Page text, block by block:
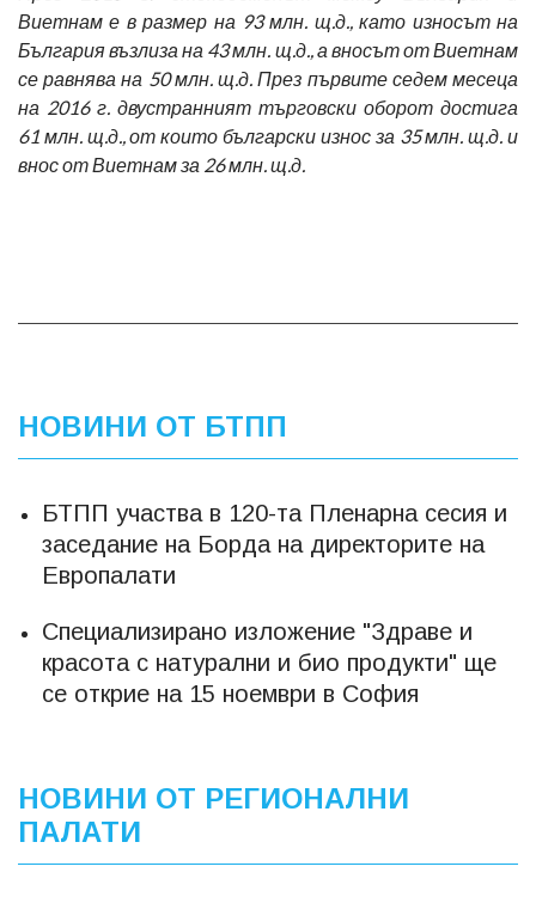
Виетнам е в размер на 93 млн. щ.д., като износът на
България възлиза на 43 млн. щ.д., а вносът от Виетнам
се равнява на 50 млн. щ.д. През първите седем месеца
на 2016 г. двустранният търговски оборот достига
61 млн. щ.д., от които български износ за 35 млн. щ.д. и
внос от Виетнам за 26 млн. щ.д.
НОВИНИ ОТ БТПП
БТПП участва в 120-та Пленарна сесия и
заседание на Борда на директорите на
Европалати
Специализирано изложение "Здраве и
красота с натурални и био продукти" ще
се открие на 15 ноември в София
НОВИНИ ОТ РЕГИОНАЛНИ
ПАЛАТИ